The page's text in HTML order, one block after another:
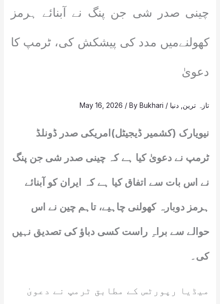
چینی صدر شی جن پنگ نے آبنائے ہرمز
کھولنےمیں مدد کی پیشکش کی، ٹرمپ کا
دعویٰ
تازہ ترین دنیا /
May 16, 2026 / ByBukhari
نیویارک (کشمیر ڈیجیٹل)امریکی صدر ڈونلڈ
ٹرمپ نے دعویٰ کیا ہے کہ چینی صدر شی جن پنگ
نے اس بات سے اتفاق کیا ہے کہ ایران کو آبنائے
ہرمز دوبارہ کھولنی چاہیے، تاہم چین نے اس
حوالے سے براہِ راست کسی دباؤ کی تصدیق نہیں
کی۔
میڈیا رپورٹس کے مطابق ٹرمپ نے دعویٰ